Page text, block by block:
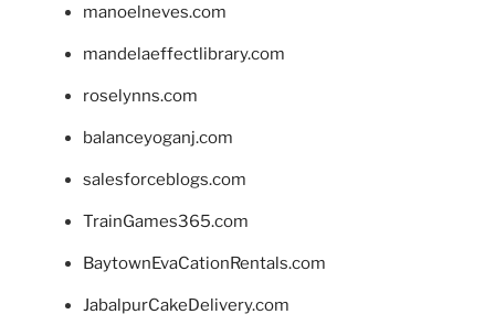
manoelneves.com
mandelaeffectlibrary.com
roselynns.com
balanceyoganj.com
salesforceblogs.com
TrainGames365.com
BaytownEvaCationRentals.com
JabalpurCakeDelivery.com